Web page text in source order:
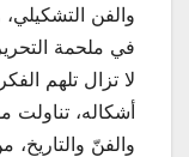
والفن
في ملحمة
لا تزال تلهم
أشكاله،
والفنّ والتاريخ،